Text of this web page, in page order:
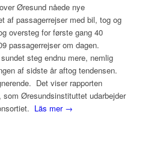
Øresund nåede nye
af passagerrejser med bil, tog og
oversteg for første gang 40
passagerrejser om dagen.
steg endnu mere, nemlig
af sidste år aftog tendensen.
Det viser rapporten
Øresundsinstituttet udarbejder
Läs mer →